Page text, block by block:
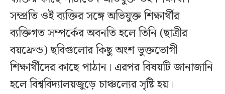
সম্প্রতি ওই ব্যক্তির সঙ্গে অভিযুক্ত শিক্ষার্থীর
ব্যক্তিগত সম্পর্কের অবনতি হলে তিনি (ছাত্রীর
বয়ফ্রেন্ড) ছবিগুলোর কিছু অংশ ভুক্তভোগী
শিক্ষার্থীদের কাছে পাঠান। এরপর বিষয়টি জানাজানি
হলে বিশ্ববিদ্যালয়জুড়ে চাঞ্চল্যের সৃষ্টি হয়।